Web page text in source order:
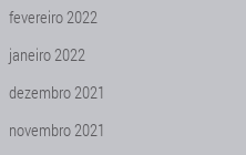
fevereiro 2022
janeiro 2022
dezembro 2021
novembro 2021